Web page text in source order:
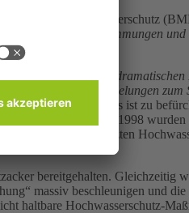
und Verbraucherschutz
Zuwendungsbestimmungen
„Trotz der
und Eingriffsregelungen zum
eingesetzt. Es ist zu
Impulse bietet. 1998
vor dem letzten
bereitgehalten. Gleichzeitig
massiv beschleunigen und die
haltbare Hochwasserschutz-